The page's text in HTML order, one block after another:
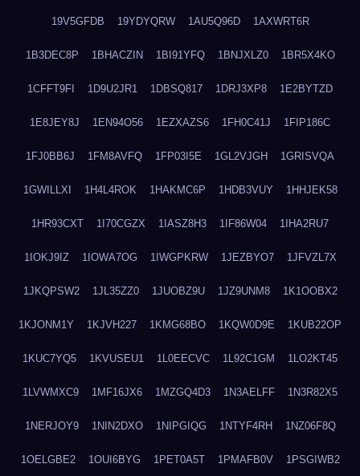
19V5GFDB 19YDYQRW 1AU5Q96D 1AXWRT6R
1B3DEC8P 1BHACZIN 1BI91YFQ 1BNJXLZ0 1BR5X4KO
1CFFT9FI 1D9U2JR1 1DBSQ817 1DRJ3XP8 1E2BYTZD
1E8JEY8J 1EN94O56 1EZXAZS6 1FH0C41J 1FIP186C
1FJ0BB6J 1FM8AVFQ 1FP03I5E 1GL2VJGH 1GRISVQA
1GWILLXI 1H4L4ROK 1HAKMC6P 1HDB3VUY 1HHJEK58
1HR93CXT 1I70CGZX 1IASZ8H3 1IF86W04 1IHA2RU7
1IOKJ9IZ 1IOWA7OG 1IWGPKRW 1JEZBYO7 1JFVZL7X
1JKQPSW2 1JL35ZZ0 1JUOBZ9U 1JZ9UNM8 1K1OOBX2
1KJONM1Y 1KJVH227 1KMG68BO 1KQW0D9E 1KUB22OP
1KUC7YQ5 1KVUSEU1 1L0EECVC 1L92C1GM 1LO2KT45
1LVWMXC9 1MF16JX6 1MZGQ4D3 1N3AELFF 1N3R82X5
1NERJOY9 1NIN2DXO 1NIPGIQG 1NTYF4RH 1NZ06F8Q
1OELGBE2 1OUI6BYG 1PET0A5T 1PMAFB0V 1PSGIWB2